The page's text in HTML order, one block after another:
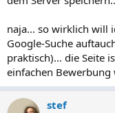
Bei mir lädt die
Laden von dem Intro
"Kontakt" klicken - da
ich nur über das
Beim Formular sehe
enter your name." beim
naja... so wirklich will
Google-Suche
praktisch)... die Seite
einfachen Bewerbung
stef